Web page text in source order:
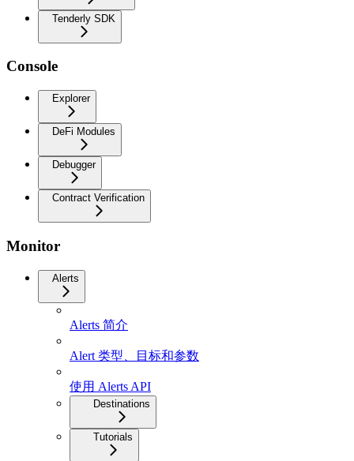
Tenderly SDK
Console
Explorer
DeFi Modules
Debugger
Contract Verification
Monitor
Alerts
Alerts 简介
Alert 类型、目标和参数
使用 Alerts API
Destinations
Tutorials